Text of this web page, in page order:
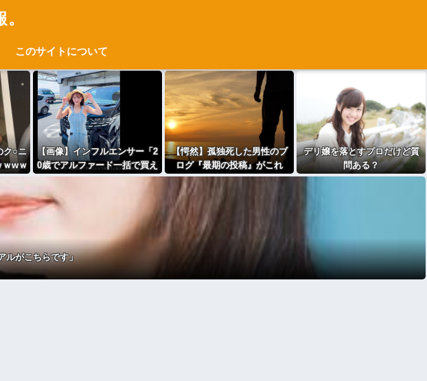
このサイトについて
ク○ニ
ｗwｗ
【画像】インフルエンサー「2
0歳でアルファード一括で買え
ちゃう私って素敵」
【愕然】孤独死した男性のブ
ログ『最期の投稿』がこれ
⇒･･･！！
デリ嬢を落とすプロだけど質
問ある？
ルがこちらです」